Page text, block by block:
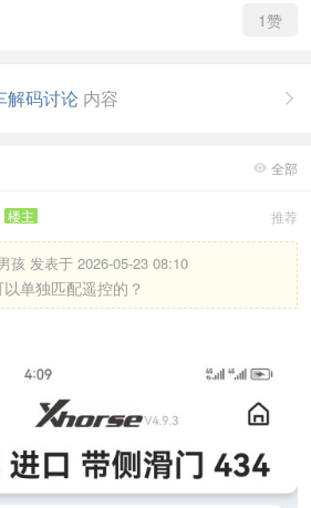
1赞

解码讨论 内容
 全部
推荐
楼主
孩 发表于 2026-05-23 08:10
单独匹配遥控的？